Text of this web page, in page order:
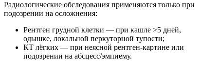
Радиологические обследования применяются только при
подозрении на осложнения:
Рентген грудной клетки — при кашле >5 дней,
одышке, локальной перкуторной тупости;
КТ лёгких — при неясной рентген-картине или
подозрении на абсцесс/эмпиему.